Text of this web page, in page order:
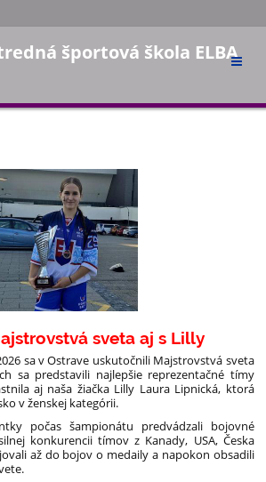
športová škola ELBA
sveta aj s Lilly
sa v Ostrave uskutočnili Majstrovstvá sveta
sa predstavili najlepšie reprezentačné tímy
aj naša žiačka Lilly Laura Lipnická, ktorá
v ženskej kategórii.
počas šampionátu predvádzali bojovné
konkurencii tímov z Kanady, USA, Česka
až do bojov o medaily a napokon obsadili